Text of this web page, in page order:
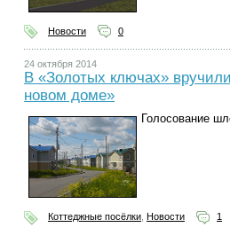
Новости 0
24 октября 2014
В «Золотых ключах»
новом доме»
Голосование
Коттеджные посёлки, Новости 1